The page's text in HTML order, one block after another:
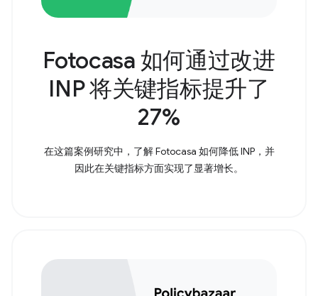
Fotocasa 如何通过改进
INP 将关键指标提升了
27%
在这篇案例研究中，了解 Fotocasa 如何降低 INP，并
因此在关键指标方面实现了显著增长。